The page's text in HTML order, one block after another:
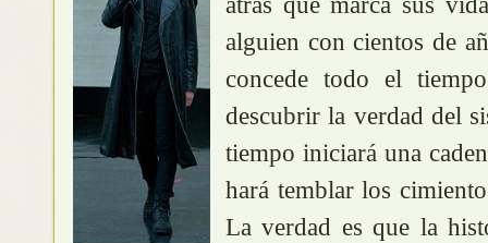
alguien con cientos de
concede todo el
descubrir la verdad del
tiempo iniciará una
hará temblar los
La verdad es que la